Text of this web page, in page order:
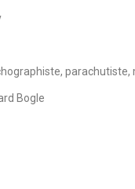
parachutiste,
Bogle